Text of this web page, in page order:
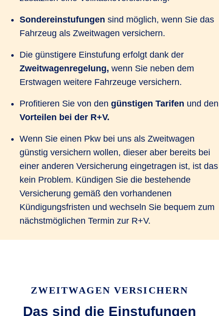
Sondereinstufungen sind möglich, wenn Sie das
Fahrzeug als Zweitwagen versichern.
Die günstigere Einstufung erfolgt dank der
Zweitwagenregelung, wenn Sie neben dem
Erstwagen weitere Fahrzeuge versichern.
Profitieren Sie von den günstigen Tarifen und den
Vorteilen bei der R+V.
Wenn Sie einen Pkw bei uns als Zweitwagen
günstig versichern wollen, dieser aber bereits bei
einer anderen Versicherung eingetragen ist, ist das
kein Problem. Kündigen Sie die bestehende
Versicherung gemäß den vorhandenen
Kündigungsfristen und wechseln Sie bequem zum
nächstmöglichen Termin zur R+V.
ZWEITWAGEN VERSICHERN
Das sind die Einstufungen